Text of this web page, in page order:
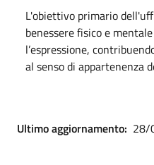
L'obiettivo primario
benessere fisico e
l’espressione,
al senso di appartenenza
Ultimo aggiornamento: 28/